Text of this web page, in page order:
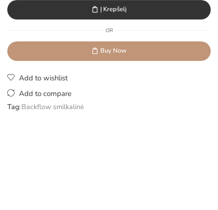
Į Krepšelį
OR
Buy Now
Add to wishlist
Add to compare
Tag:Backflow smilkalinė